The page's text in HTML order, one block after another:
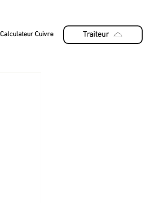
Calculateur Cuivre Traiteur